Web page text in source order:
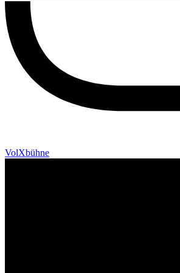
VolXbühne